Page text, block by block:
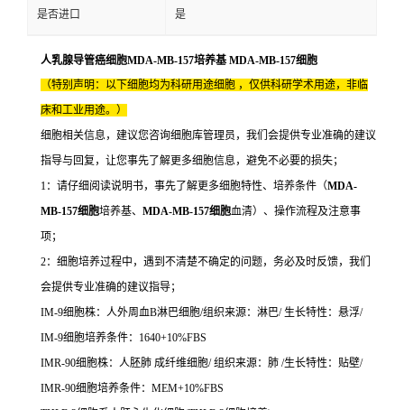
是否进口 是
人乳腺导管癌细胞MDA-MB-157培养基 MDA-MB-157细胞
（特别声明：以下细胞均为科研用途细胞 ，仅供科研学术用途，非临
床和工业用途。）
细胞相关信息，建议您咨询细胞库管理员，我们会提供专业准确的建议
指导与回复，让您事先了解更多细胞信息，避免不必要的损失；
1：请仔细阅读说明书，事先了解更多细胞特性、培养条件（MDA-
MB-157细胞培养基、 MDA-MB-157细胞血清）、操作流程及注意事
项；
2：细胞培养过程中，遇到不清楚不确定的问题，务必及时反馈，我们
会提供专业准确的建议指导；
IM-9细胞株：人外周血B淋巴细胞/组织来源：淋巴/ 生长特性：悬浮/
IM-9细胞培养条件：1640+10%FBS
IMR-90细胞株：人胚肺 成纤维细胞/ 组织来源：肺 /生长特性：贴壁/
IMR-90细胞培养条件：MEM+10%FBS